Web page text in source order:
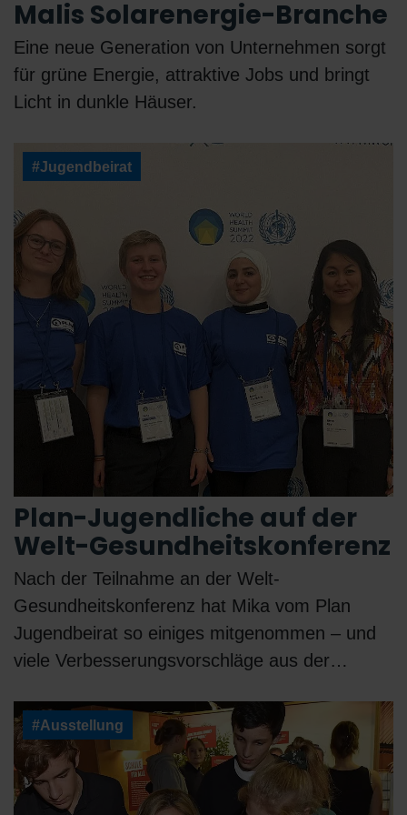
Malis Solarenergie-Branche
Eine neue Generation von Unternehmen sorgt
für grüne Energie, attraktive Jobs und bringt
Licht in dunkle Häuser.
#Jugendbeirat
Plan-Jugendliche auf der
Welt-Gesundheitskonferenz
Nach der Teilnahme an der Welt-
Gesundheitskonferenz hat Mika vom Plan
Jugendbeirat so einiges mitgenommen – und
viele Verbesserungsvorschläge aus der…
#Ausstellung